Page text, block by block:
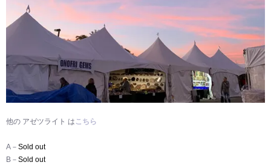
他の アゼツライト は こちら
A－ Sold out
B－ Sold out